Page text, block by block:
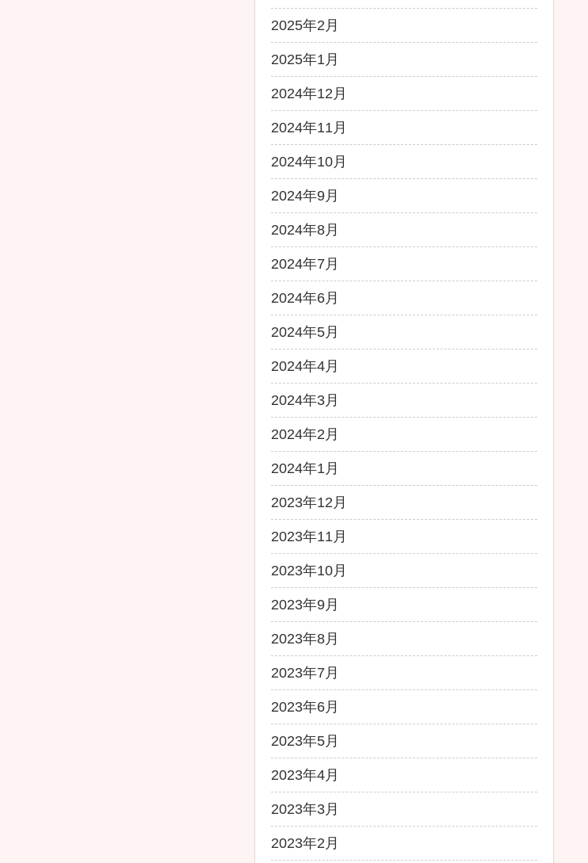
2025年2月
2025年1月
2024年12月
2024年11月
2024年10月
2024年9月
2024年8月
2024年7月
2024年6月
2024年5月
2024年4月
2024年3月
2024年2月
2024年1月
2023年12月
2023年11月
2023年10月
2023年9月
2023年8月
2023年7月
2023年6月
2023年5月
2023年4月
2023年3月
2023年2月